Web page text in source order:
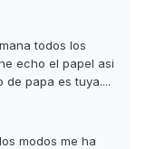
todos los
echo el papel asi
papa es tuya....
modos me ha